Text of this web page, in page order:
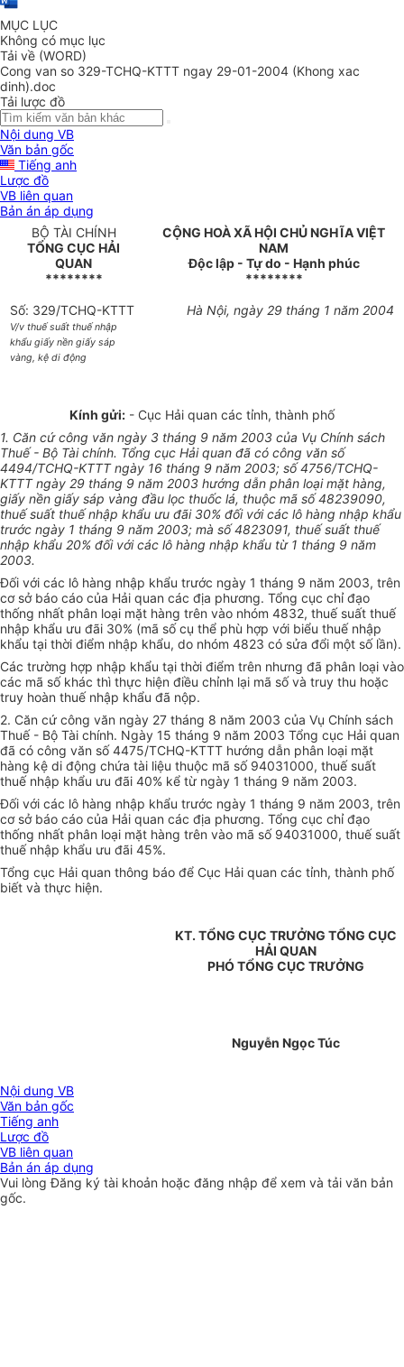
MỤC LỤC
Không có mục lục
Tải về (WORD)
Cong van so 329-TCHQ-KTTT ngay 29-01-2004 (Khong xac
dinh).doc
Tải lược đồ
Nội dung VB
Văn bản gốc
Tiếng anh
Lược đồ
VB liên quan
Bản án áp dụng
BỘ TÀI CHÍNH
TỔNG CỤC HẢI
QUAN
********
CỘNG HOÀ XÃ HỘI CHỦ NGHĨA VIỆT
NAM
Độc lập - Tự do - Hạnh phúc
********
Số: 329/TCHQ-KTTT
V/v thuế suất thuế nhập
khẩu giấy nền giấy sáp
vàng, kệ di động
Hà Nội, ngày 29 tháng 1 năm 2004
Kính gửi: - Cục Hải quan các tỉnh, thành phố
1. Căn cứ công văn ngày 3 tháng 9 năm 2003 của Vụ Chính sách
Thuế - Bộ Tài chính. Tổng cục Hải quan đã có công văn số
4494/TCHQ-KTTT ngày 16 tháng 9 năm 2003; số 4756/TCHQ-
KTTT ngày 29 tháng 9 năm 2003 hướng dẫn phân loại mặt hàng,
giấy nền giấy sáp vàng đầu lọc thuốc lá, thuộc mã số 48239090,
thuế suất thuế nhập khẩu ưu đãi 30% đối với các lô hàng nhập khẩu
trước ngày 1 tháng 9 năm 2003; mà số 4823091, thuế suất thuế
nhập khẩu 20% đối với các lô hàng nhập khẩu từ 1 tháng 9 năm
2003.
Đối với các lô hàng nhập khẩu trước ngày 1 tháng 9 năm 2003, trên
cơ sở báo cáo của Hải quan các địa phương. Tổng cục chỉ đạo
thống nhất phân loại mặt hàng trên vào nhóm 4832, thuế suất thuế
nhập khẩu ưu đãi 30% (mã số cụ thể phù hợp với biểu thuế nhập
khẩu tại thời điểm nhập khẩu, do nhóm 4823 có sửa đổi một số lần).
Các trường hợp nhập khẩu tại thời điểm trên nhưng đã phân loại vào
các mã số khác thì thực hiện điều chỉnh lại mã số và truy thu hoặc
truy hoàn thuế nhập khẩu đã nộp.
2. Căn cứ công văn ngày 27 tháng 8 năm 2003 của Vụ Chính sách
Thuế - Bộ Tài chính. Ngày 15 tháng 9 năm 2003 Tổng cục Hải quan
đã có công văn số 4475/TCHQ-KTTT hướng dẫn phân loại mặt
hàng kệ di động chứa tài liệu thuộc mã số 94031000, thuế suất
thuế nhập khẩu ưu đãi 40% kể từ ngày 1 tháng 9 năm 2003.
Đối với các lô hàng nhập khẩu trước ngày 1 tháng 9 năm 2003, trên
cơ sở báo cáo của Hải quan các địa phương. Tổng cục chỉ đạo
thống nhất phân loại mặt hàng trên vào mã số 94031000, thuế suất
thuế nhập khẩu ưu đãi 45%.
Tổng cục Hải quan thông báo để Cục Hải quan các tỉnh, thành phố
biết và thực hiện.
KT. TỔNG CỤC TRƯỞNG TỔNG CỤC
HẢI QUAN
PHÓ TỔNG CỤC TRƯỞNG
Nguyễn Ngọc Túc
Nội dung VB
Văn bản gốc
Tiếng anh
Lược đồ
VB liên quan
Bản án áp dụng
Vui lòngĐăng ký tài khoản hoặc đăng nhập để xem và tải văn bản
gốc.